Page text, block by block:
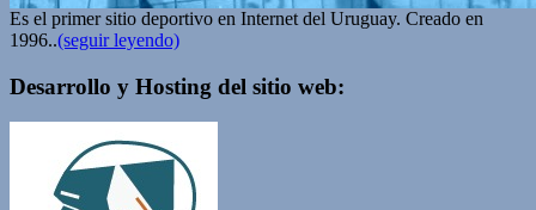
Es el primer sitio deportivo en Internet del Uruguay. Creado en
1996..(seguir leyendo)
Desarrollo y Hosting del sitio web: